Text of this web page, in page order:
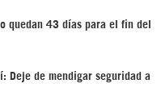
quedan 43 días para el fin del
Deje de mendigar seguridad a